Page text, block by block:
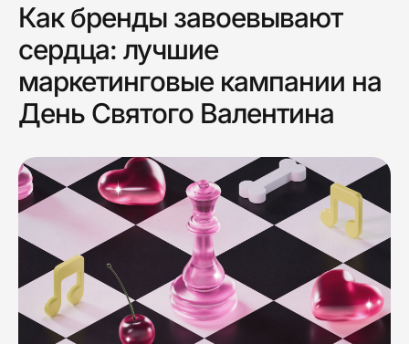
Как бренды завоевывают
сердца: лучшие
маркетинговые кампании на
День Святого Валентина
12 февраля 2025 г.